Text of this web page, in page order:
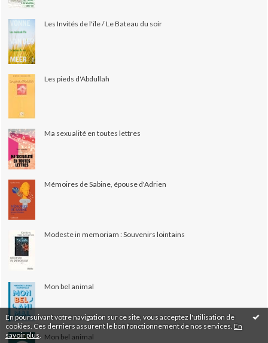
En poursuivant votre navigation sur ce site, vous acceptez l'utilisation de
cookies. Ces derniers assurent le bon fonctionnement de nos services. En
savoir plus
Les Invités de l'île / Le Bateau du soir
Les pieds d'Abdullah
Ma sexualité en toutes lettres
Mémoires de Sabine, épouse d'Adrien
Modeste in memoriam : Souvenirs lointains
Mon bel animal
Mon bel animal